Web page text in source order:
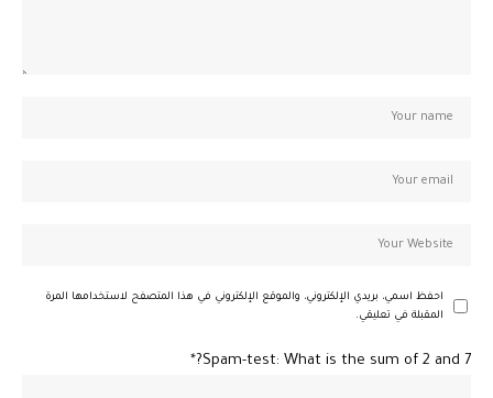
احفظ اسمي، بريدي الإلكتروني، والموقع الإلكتروني في هذا المتصفح لاستخدامها المرة
المقبلة في تعليقي.
Spam-test: What is the sum of 2 and 7?*